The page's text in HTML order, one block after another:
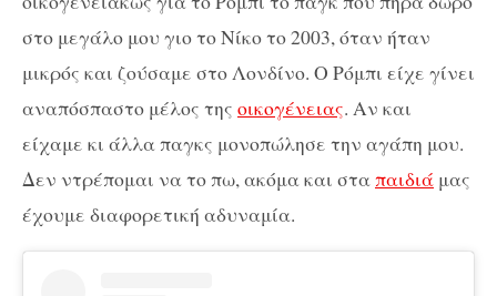
στο μεγάλο μου γιο το Νίκο το 2003, όταν ήταν
μικρός και ζούσαμε στο Λονδίνο. Ο Ρόμπι είχε γίνει
αναπόσπαστο μέλος της οικογένειας. Αν και
είχαμε κι άλλα παγκς μονοπώλησε την αγάπη μου.
Δεν ντρέπομαι να το πω, ακόμα και σταπαιδιά μας
έχουμε διαφορετική αδυναμία.